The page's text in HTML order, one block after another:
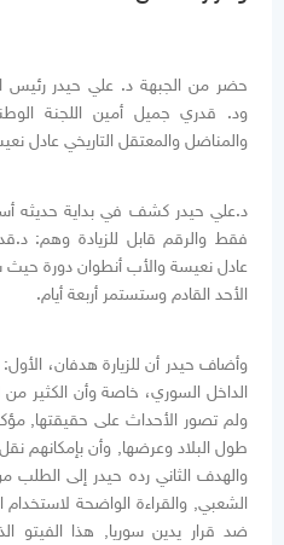
حضر من الجبهة د. علي حيدر رئيس
ود. قدري جميل أمين اللجنة
والمناضل والمعتقل التاريخي عادل
د.علي حيدر كشف في بداية حديثه
فقط والرقم قابل للزيادة وهم:
عادل نعيسة والأب أنطوان دورة حيث
الأحد القادم وستستمر أربعة أيام.
وأضاف حيدر أن للزيارة هدفان،
الداخل السوري، خاصة وأن الكثير
ولم تصور الأحداث على حقيقتها,
طول البلاد وعرضها, وأن بإمكانهم نقل
والهدف الثاني رده حيدر إلى الطلب
الشعبي, والقراءة الواضحة
ضد قرار يدين سوريا, هذا الفيتو